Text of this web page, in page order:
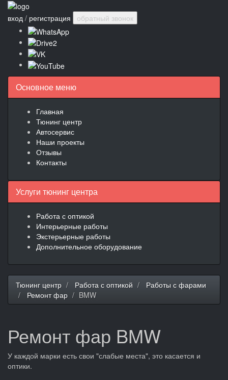
вход / регистрация обратный звонок
Основное меню
Главная
Тюнинг центр
Автосервис
Наши проекты
Отзывы
Контакты
Услуги тюнинг центра
Работа с оптикой
Интерьерные работы
Экстерьерные работы
Дополнительное оборудование
Тюнинг центр Работа с оптикой
Работы с фарами
Ремонт фар
BMW
Ремонт фар BMW
У каждой марки есть свои "слабые места", это касается и
оптики.